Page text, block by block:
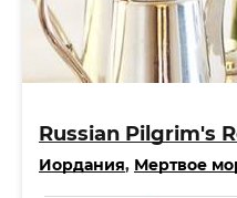
Russian Pilgrim's
Иордания, Мертвое